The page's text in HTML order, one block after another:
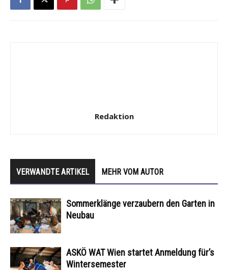
Redaktion
VERWANDTE ARTIKEL MEHR VOM AUTOR
Sommerklänge verzaubern den Garten in
Neubau
ASKÖ WAT Wien startet Anmeldung für’s
Wintersemester